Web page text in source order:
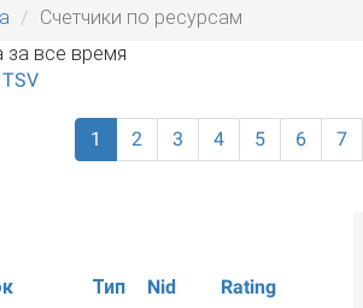
Счетчики по ресурсам
за все время
1 2 3 4 5 6 7
Тип Nid Rating